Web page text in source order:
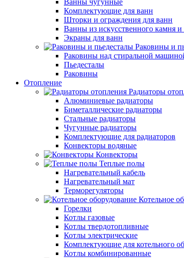
Ванны чугунные
Комплектующие для ванн
Шторки и ограждения для ванн
Ванны из искусственного камня и
Экраны для ванн
Раковины и
Раковины над стиральной
Пьедесталы
Раковины
Отопление
Радиаторы
Алюминиевые радиаторы
Биметаллические радиаторы
Стальные радиаторы
Чугунные радиаторы
Комплектующие для радиаторов
Конвекторы водяные
Конвекторы
Теплые полы
Нагревательный кабель
Нагревательный мат
Терморегуляторы
Котельное
Горелки
Котлы газовые
Котлы твердотопливные
Котлы электрические
Комплектующие для котельного
Котлы комбинированные